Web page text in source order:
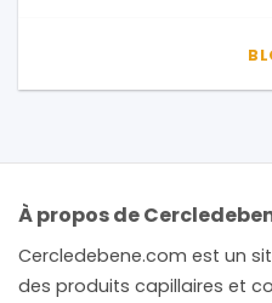
À propos de
Cercledebene.com est un
des produits capillaires et